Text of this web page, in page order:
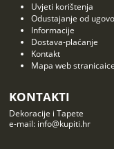
Uvjeti korištenja
Odustajanje od
Informacije
Dostava-plaćanje
Kontakt
Mapa web stranicaice
KONTAKTI
Dekoracije i Tapete
e-mail: info@kupiti.hr